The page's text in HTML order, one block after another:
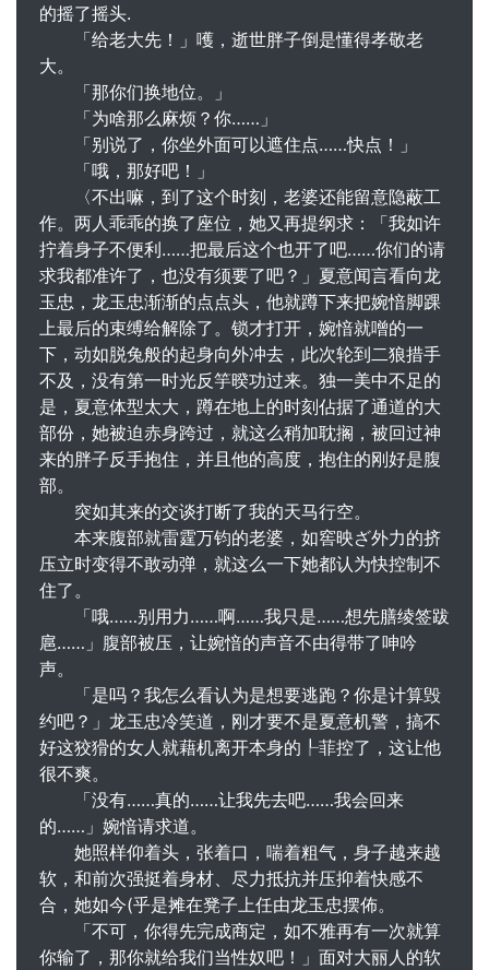
的摇了摇头.
「给老大先！」嚄，逝世胖子倒是懂得孝敬老
大。
「那你们换地位。」
「为啥那么麻烦？你……」
「别说了，你坐外面可以遮住点……快点！」
「哦，那好吧！」
〈不出嘛，到了这个时刻，老婆还能留意隐蔽工
作。两人乖乖的换了座位，她又再提纲求：「我如许
拧着身子不便利……把最后这个也开了吧……你们的请
求我都准许了，也没有须要了吧？」夏意闻言看向龙
玉忠，龙玉忠渐渐的点点头，他就蹲下来把婉愔脚踝
上最后的束缚给解除了。锁才打开，婉愔就噌的一
下，动如脱兔般的起身向外冲去，此次轮到二狼措手
不及，没有第一时光反竽暌功过来。独一美中不足的
是，夏意体型太大，蹲在地上的时刻佔据了通道的大
部份，她被迫赤身跨过，就这么稍加耽搁，被回过神
来的胖子反手抱住，并且他的高度，抱住的刚好是腹
部。
突如其来的交谈打断了我的天马行空。
本来腹部就雷霆万钧的老婆，如窖映ざ外力的挤
压立时变得不敢动弹，就这么一下她都认为快控制不
住了。
「哦……别用力……啊……我只是……想先膳绫签跋
扈……」腹部被压，让婉愔的声音不由得带了呻吟
声。
「是吗？我怎么看认为是想要逃跑？你是计算毁
约吧？」龙玉忠冷笑道，刚才要不是夏意机警，搞不
好这狡猾的女人就藉机离开本身的┞菲控了，这让他
很不爽。
「没有……真的……让我先去吧……我会回来
的……」婉愔请求道。
她照样仰着头，张着口，喘着粗气，身子越来越
软，和前次强挺着身材、尽力抵抗并压抑着快感不
合，她如今(乎是摊在凳子上任由龙玉忠摆佈。
「不可，你得先完成商定，如不雅再有一次就算
你输了，那你就给我们当性奴吧！」面对大丽人的软